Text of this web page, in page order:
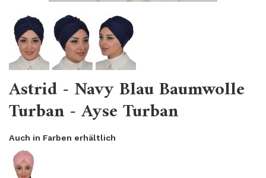
Astrid - Navy Blau Baumwolle
Turban - Ayse Turban
Auch in Farben erhältlich